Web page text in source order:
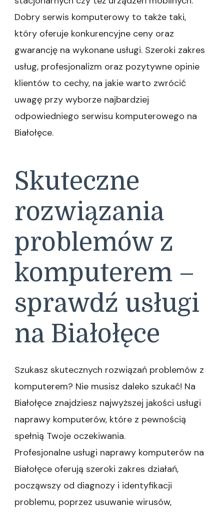
Dobry serwis komputerowy to także taki,
który oferuje konkurencyjne ceny oraz
gwarancję na wykonane usługi. Szeroki zakres
usług, profesjonalizm oraz pozytywne opinie
klientów to cechy, na jakie warto zwrócić
uwagę przy wyborze najbardziej
odpowiedniego serwisu komputerowego na
Białołęce.
Skuteczne
rozwiązania
problemów z
komputerem –
sprawdź usługi
na Białołęce
Szukasz skutecznych rozwiązań problemów z
komputerem? Nie musisz daleko szukać! Na
Białołęce znajdziesz najwyższej jakości usługi
naprawy komputerów, które z pewnością
spełnią Twoje oczekiwania.
Profesjonalne usługi naprawy komputerów na
Białołęce oferują szeroki zakres działań,
począwszy od diagnozy i identyfikacji
problemu, poprzez usuwanie wirusów,